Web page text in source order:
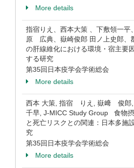
More details
指宿りえ、西本大策 、下敷領一
原 広典、嶽崎俊郎 田ノ上史郎
の肝線維化における環境・宿主要
する研究
第35回日本疫学会学術総会
More details
西本 大策, 指宿 りえ, 嶽﨑 俊郎,
千早, J-MICC Study Group 食物
と死亡リスクとの関連：日本多施
究
第35回日本疫学会学術総会
More details